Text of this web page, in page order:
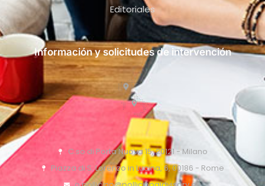
Editoriales
Información y solicitudes de intervención
C.so di Porta Nuova 15, 20121 - Milano
Piazza di S. Lorenzo in Lucina, 6, 00186 - Rome